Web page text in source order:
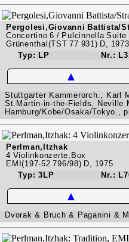
Pergolesi,Giovanni Battista/
Concertino 6 / Pulcinnella Suite
Grünenthal(TST 77 931) D, 1973
Typ: LP
Nr.:
▲
Stuttgarter Kammerorch., Karl
St.Martin-in-the-Fields, Neville
Hamburg/Kobe/Osaka/Tokyo.,
Perlman,Itzhak
4 Violinkonzerte,Box
EMI(197-52 796/98) D, 1975
Typ: 3LP
Nr.:
▲
Dvorak & Bruch & Paganini &